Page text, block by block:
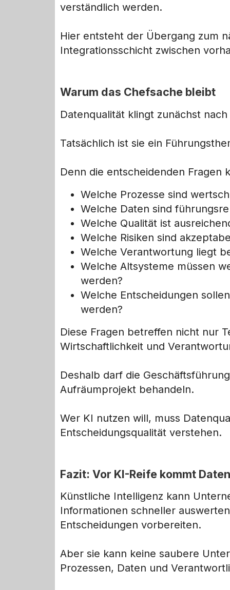
verständlich werden.
Hier entsteht der Übergang zum
Integrationsschicht zwischen
Warum das Chefsache bleibt
Datenqualität klingt zunächst nach
Tatsächlich ist sie ein
Denn die entscheidenden Fragen
Welche Prozesse sind
Welche Daten sind
Welche Qualität ist
Welche Risiken sind
Welche Verantwortung liegt
Welche Altsysteme müssen
werden?
Welche Entscheidungen
werden?
Diese Fragen betreffen nicht nur
Wirtschaftlichkeit und
Deshalb darf die
Aufräumprojekt behandeln.
Wer KI nutzen will, muss
Entscheidungsqualität verstehen.
Fazit: Vor KI-Reife kommt
Künstliche Intelligenz kann
Informationen schneller
Entscheidungen vorbereiten.
Aber sie kann keine saubere
Prozessen, Daten und